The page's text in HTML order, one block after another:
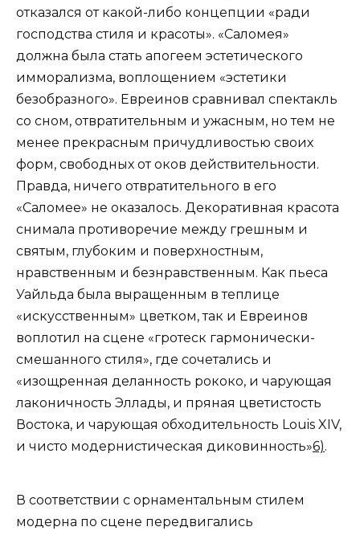
отказался от какой-либо концепции «ради
господства стиля и красоты». «Саломея»
должна была стать апогеем эстетического
имморализма, воплощением «эстетики
безобразного». Евреинов сравнивал спектакль
со сном, отвратительным и ужасным, но тем не
менее прекрасным причудливостью своих
форм, свободных от оков действительности.
Правда, ничего отвратительного в его
«Саломее» не оказалось. Декоративная красота
снимала противоречие между грешным и
святым, глубоким и поверхностным,
нравственным и безнравственным. Как пьеса
Уайльда была выращенным в теплице
«искусственным» цветком, так и Евреинов
воплотил на сцене «гротеск гармонически-
смешанного стиля», где сочетались и
«изощренная деланность рококо, и чарующая
лаконичность Эллады, и пряная цветистость
Востока, и чарующая обходительность Louis XIV,
и чисто модернистическая диковинность»6).
В соответствии с орнаментальным стилем
модерна по сцене передвигались